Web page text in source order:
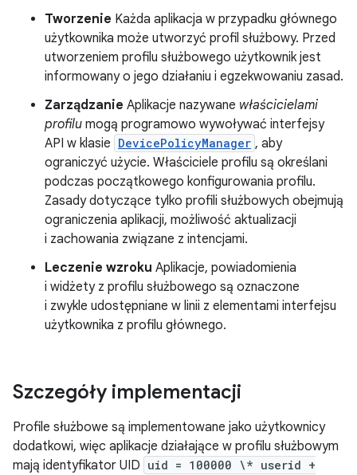
Tworzenie Każda aplikacja w przypadku głównego
użytkownika może utworzyć profil służbowy. Przed
utworzeniem profilu służbowego użytkownik jest
informowany o jego działaniu i egzekwowaniu zasad.
Zarządzanie Aplikacje nazywane właścicielami
profilu mogą programowo wywoływać interfejsy
API w klasie DevicePolicyManager , aby
ograniczyć użycie. Właściciele profilu są określani
podczas początkowego konfigurowania profilu.
Zasady dotyczące tylko profili służbowych obejmują
ograniczenia aplikacji, możliwość aktualizacji
i zachowania związane z intencjami.
Leczenie wzroku Aplikacje, powiadomienia
i widżety z profilu służbowego są oznaczone
i zwykle udostępniane w linii z elementami interfejsu
użytkownika z profilu głównego.
Szczegóły implementacji
Profile służbowe są implementowane jako użytkownicy
dodatkowi, więc aplikacje działające w profilu służbowym
mają identyfikator UID uid = 100000 \* userid +